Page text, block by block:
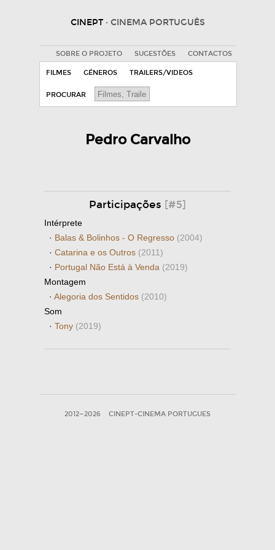
CINEPT · CINEMA PORTUGUÊS
SOBRE O PROJETO SUGESTÕES CONTACTOS
FILMES GÉNEROS TRAILERS/VIDEOS
PROCURAR
Pedro Carvalho
Participações [#5]
Intérprete
· Balas & Bolinhos - O Regresso (2004)
· Catarina e os Outros (2011)
· Portugal Não Está à Venda (2019)
Montagem
· Alegoria dos Sentidos (2010)
Som
· Tony (2019)
2012—2026 CINEPT-CINEMA PORTUGUES